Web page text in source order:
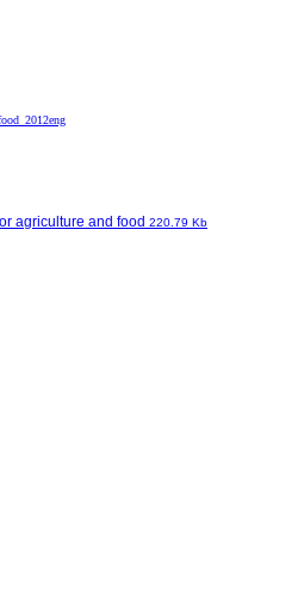
agriculture and food 220.79 Kb